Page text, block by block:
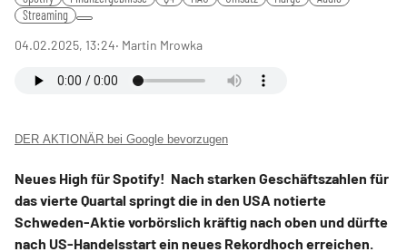
Streaming
04.02.2025, 13:24‧ Martin Mrowka
DER AKTIONÄR bei Google bevorzugen
Neues High für Spotify! Nach starken Geschäftszahlen für
das vierte Quartal springt die in den USA notierte
Schweden-Aktie vorbörslich kräftig nach oben und dürfte
nach US-Handelsstart ein neues Rekordhoch erreichen.